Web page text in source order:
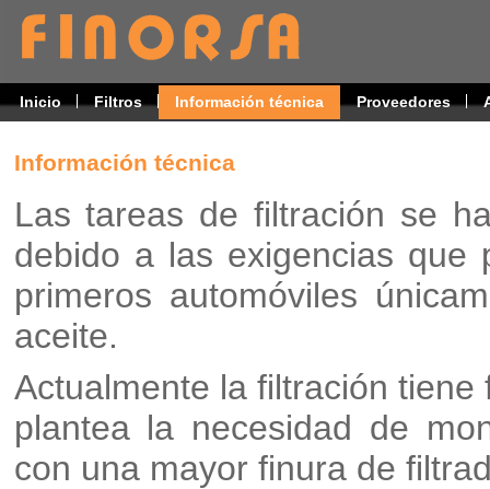
Inicio Filtros Información técnica Proveedores
Información técnica
Las tareas de filtración se
debido a las exigencias que
primeros automóviles
aceite.
Actualmente la filtración
plantea la necesidad de
con una mayor finura de